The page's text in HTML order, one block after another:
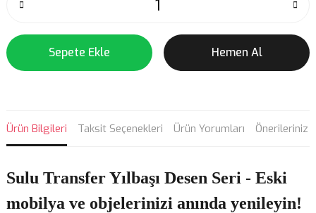
Sepete Ekle Hemen Al
Ürün Bilgileri Taksit Seçenekleri Ürün Yorumları Önerileriniz
Sulu Transfer Yılbaşı Desen Seri - Eski
mobilya ve objelerinizi anında yenileyin!